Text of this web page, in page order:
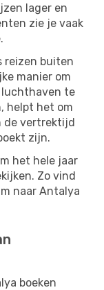
lager en
zie je vaak
reizen buiten
manier om
luchthaven te
helpt het om
de vertrektijd
zijn.
het hele jaar
Zo vind
naar Antalya
boeken